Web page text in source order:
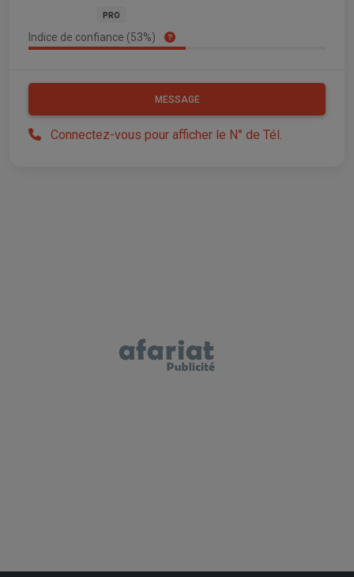
PRO
Indice de confiance (53%)
MESSAGE
Connectez-vous pour afficher le N° de Tél.